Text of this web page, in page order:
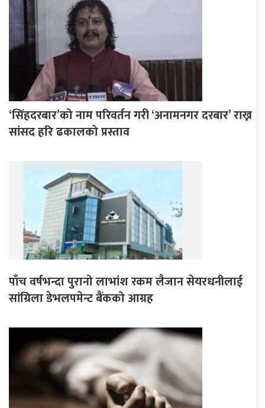
‘सिंहदरबार’को नाम परिवर्तन गरी ‘अनामनगर दरबार’ राख्न
सांसद हरि ढकालको प्रस्ताव
पाँच वर्षभन्दा पुरानो लाभांश रकम लैजान सेयरधनीलाई
सांग्रिला डेभलपमेन्ट बैंकको आग्रह